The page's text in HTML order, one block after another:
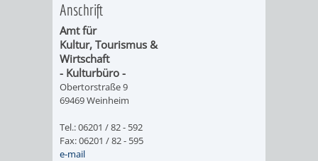
Anschrift
Amt für
Kultur, Tourismus &
Wirtschaft
- Kulturbüro -
Obertorstraße 9
69469 Weinheim
Tel.: 06201 / 82 - 592
Fax: 06201 / 82 - 595
e-mail